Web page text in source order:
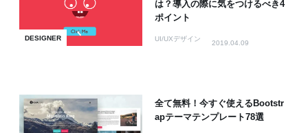
DESIGNER
は？導入の際に気をつけるべき4
ポイント
UI/UXデザイン
2019.04.09
全て無料！今すぐ使えるBootstr
apテーマテンプレート78選